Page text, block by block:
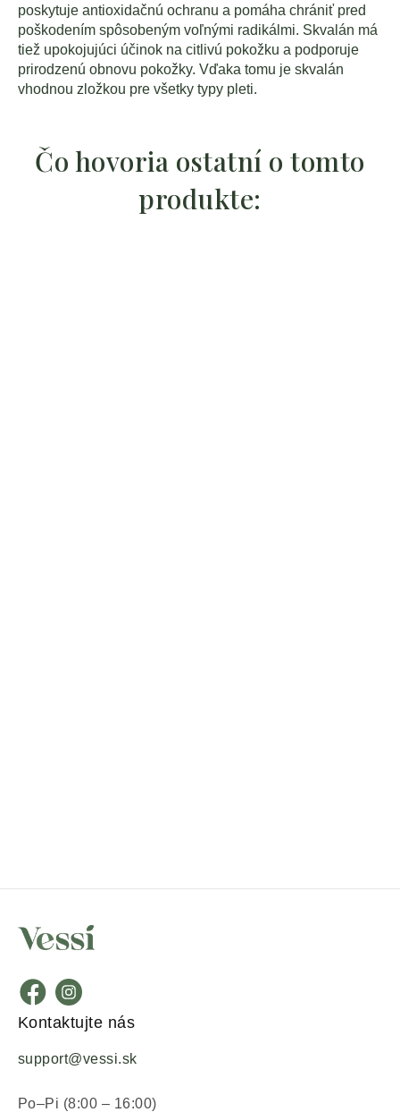
poskytuje antioxidačnú ochranu a pomáha chrániť pred
poškodením spôsobeným voľnými radikálmi. Skvalán má
tiež upokojujúci účinok na citlivú pokožku a podporuje
prirodzenú obnovu pokožky. Vďaka tomu je skvalán
vhodnou zložkou pre všetky typy pleti.
Čo hovoria ostatní o tomto
produkte:
Kontaktujte nás
support@vessi.sk
Po–Pi (8:00 – 16:00)